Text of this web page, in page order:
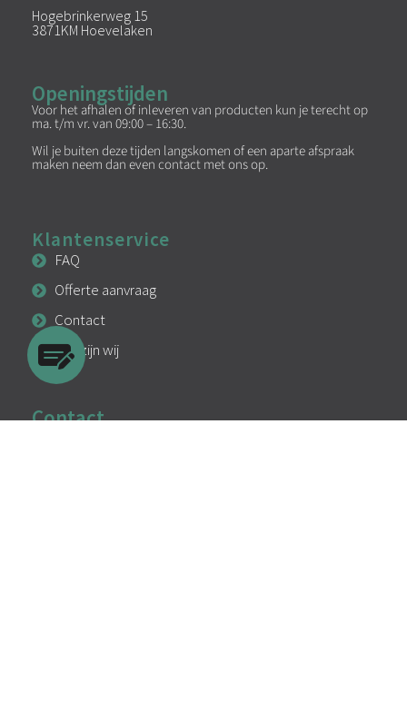
Hogebrinkerweg 15
3871KM Hoevelaken
Openingstijden
Voor het afhalen of inleveren van producten kun je terecht op
ma. t/m vr. van 09:00 – 16:30.
Wil je buiten deze tijden langskomen of een aparte afspraak
maken neem dan even contact met ons op.
Klantenservice
FAQ
Offerte aanvraag
Contact
Wie zijn wij
Contact